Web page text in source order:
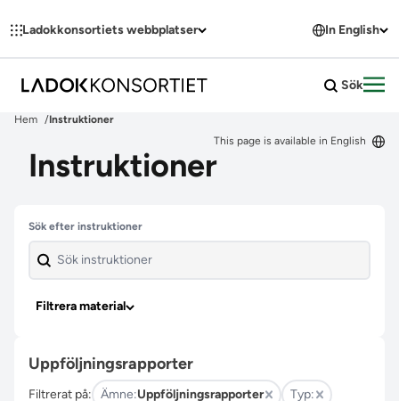
Ladokkonsortiets webbplatser In English
Sök
Hem
Instruktioner
This page is available in English
Instruktioner
Hoppa över filter
Sök efter instruktioner
Filtrera material
Uppföljningsrapporter
Filtrerat på: Ämne:Uppföljningsrapporter Typ: